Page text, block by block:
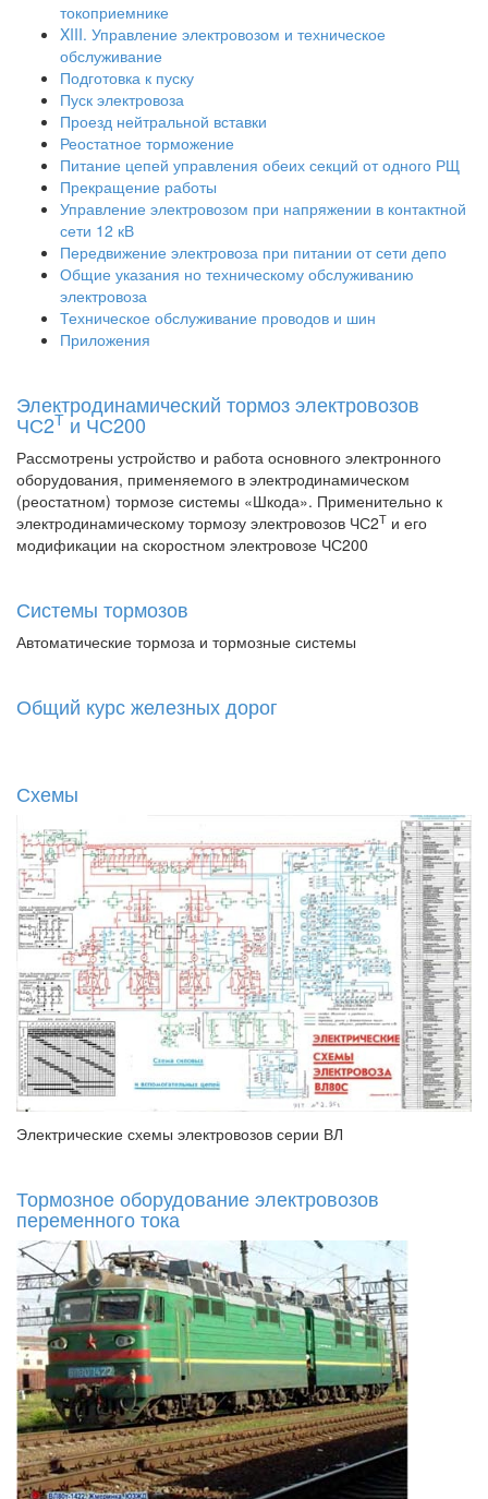
токоприемнике
XIII. Управление электровозом и техническое
обслуживание
Подготовка к пуску
Пуск электровоза
Проезд нейтральной вставки
Реостатное торможение
Питание цепей управления обеих секций от одного РЩ
Прекращение работы
Управление электровозом при напряжении в контактной
сети 12 кВ
Передвижение электровоза при питании от сети депо
Общие указания но техническому обслуживанию
электровоза
Техническое обслуживание проводов и шин
Приложения
Электродинамический тормоз электровозов
ЧС2Т и ЧС200
Рассмотрены устройство и работа основного электронного
оборудования, применяемого в электродинамическом
(реостатном) тормозе системы «Шкода». Применительно к
электродинамическому тормозу электровозов ЧС2Т и его
модификации на скоростном электровозе ЧС200
Системы тормозов
Автоматические тормоза и тормозные системы
Общий курс железных дорог
Схемы
Электрические схемы электровозов серии ВЛ
Тормозное оборудование электровозов
переменного тока